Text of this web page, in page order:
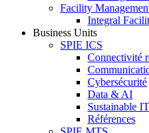
Facility
Integral
Business Units
SPIE ICS
Connectivité
Cybersécurité
Data & AI
Sustainable IT
Références